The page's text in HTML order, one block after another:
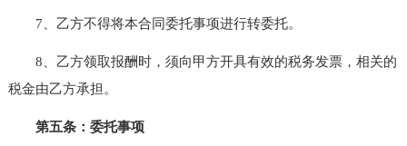
7、乙方不得将本合同委托事项进行转委托。
8、乙方领取报酬时，须向甲方开具有效的税务发票，相关的
税金由乙方承担。
第五条：委托事项